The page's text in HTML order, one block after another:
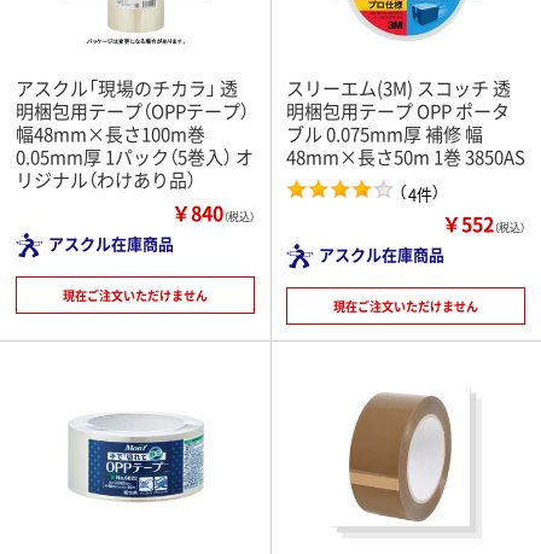
アスクル「現場のチカラ」 透
明梱包用テープ（OPPテープ）
幅48mm×長さ100m巻
0.05mm厚 1パック（5巻入） オ
リジナル（わけあり品）
￥840（税込）
アスクル在庫商品
現在ご注文いただけません
スリーエム(3M) スコッチ 透
明梱包用テープ OPP ポータ
ブル 0.075mm厚 補修 幅
48mm×長さ50m 1巻 3850AS
（4件）
￥552（税込）
アスクル在庫商品
現在ご注文いただけません